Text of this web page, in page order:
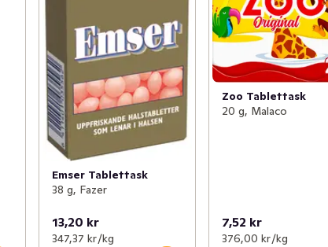
Emser Tablettask
38 g, Fazer
13,20 kr
347,37 kr /kg
Zoo Tablettask
20 g, Malaco
7,52 kr
376,00 kr /kg